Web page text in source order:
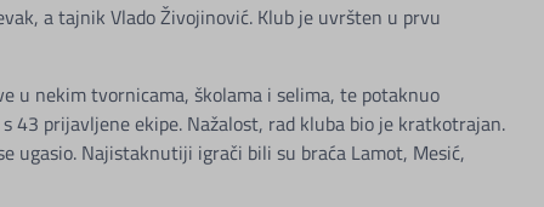
a tajnik Vlado Živojinović. Klub je uvršten u prvu
u nekim tvornicama, školama i selima, te potaknuo
43 prijavljene ekipe. Nažalost, rad kluba bio je kratkotrajan.
ugasio. Najistaknutiji igrači bili su braća Lamot, Mesić,